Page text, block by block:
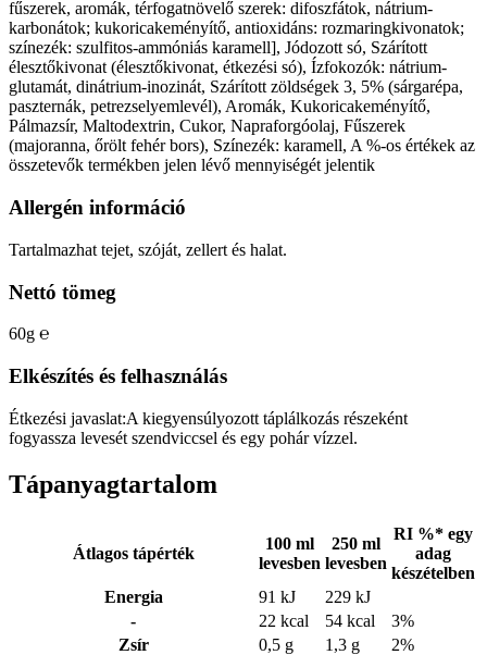
fűszerek, aromák, térfogatnövelő szerek: difoszfátok, nátrium-
karbonátok; kukoricakeményítő, antioxidáns: rozmaringkivonatok;
színezék: szulfitos-ammóniás karamell], Jódozott só, Szárított
élesztőkivonat (élesztőkivonat, étkezési só), Ízfokozók: nátrium-
glutamát, dinátrium-inozinát, Szárított zöldségek 3, 5% (sárgarépa,
paszternák, petrezselyemlevél), Aromák, Kukoricakeményítő,
Pálmazsír, Maltodextrin, Cukor, Napraforgóolaj, Fűszerek
(majoranna, őrölt fehér bors), Színezék: karamell, A %-os értékek az
összetevők termékben jelen lévő mennyiségét jelentik
Allergén információ
Tartalmazhat tejet, szóját, zellert és halat.
Nettó tömeg
60g ℮
Elkészítés és felhasználás
Étkezési javaslat:A kiegyensúlyozott táplálkozás részeként
fogyassza levesét szendviccsel és egy pohár vízzel.
Tápanyagtartalom
Átlagos tápérték
100 ml
levesben
250 ml
levesben
RI %* egy
adag
készételben
Energia
91 kJ
229 kJ
-
22 kcal 54 kcal
3%
Zsír
0,5 g 1,3 g
2%